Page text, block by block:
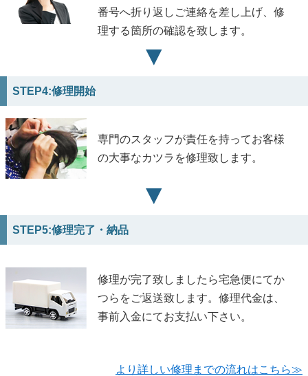
番号へ折り返しご連絡を差し上げ、修
理する箇所の確認を致します。
▼
STEP4:修理開始
専門のスタッフが責任を持ってお客様
の大事なカツラを修理致します。
▼
STEP5:修理完了・納品
修理が完了致しましたら宅急便にてか
つらをご返送致します。修理代金は、
事前入金にてお支払い下さい。
より詳しい修理までの流れはこちら≫